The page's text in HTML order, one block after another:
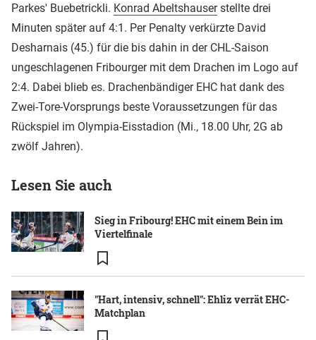
Parkes' Buebetrickli. Konrad Abeltshauserstellte drei
Minuten später auf 4:1. Per Penalty verkürzte David
Desharnais (45.) für die bis dahin in der CHL-Saison
ungeschlagenen Fribourger mit dem Drachen im Logo auf
2:4. Dabei blieb es. Drachenbändiger EHC hat dank des
Zwei-Tore-Vorsprungs beste Voraussetzungen für das
Rückspiel im Olympia-Eisstadion (Mi., 18.00 Uhr, 2G ab
zwölf Jahren).
Lesen Sie auch
Sieg in Fribourg! EHC mit einem Bein im
Viertelfinale
"Hart, intensiv, schnell": Ehliz verrät EHC-
Matchplan